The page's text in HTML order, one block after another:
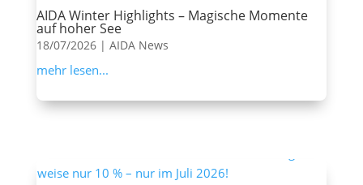
AIDA Winter Highlights – Magische Momente
auf hoher See
18/07/2026| AIDA News
mehr lesen...